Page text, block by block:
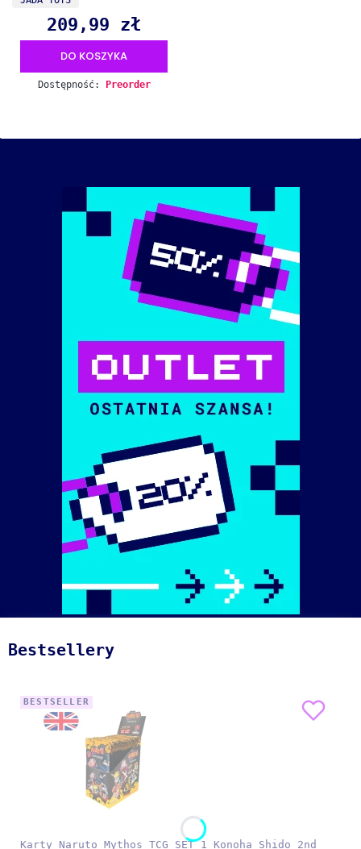
Cena
209,99 zł
DO KOSZYKA
Dostępność: Preorder
Bestsellery
BESTSELLER
Karty Naruto Mythos TCG SET 1 Konoha Shido 2nd